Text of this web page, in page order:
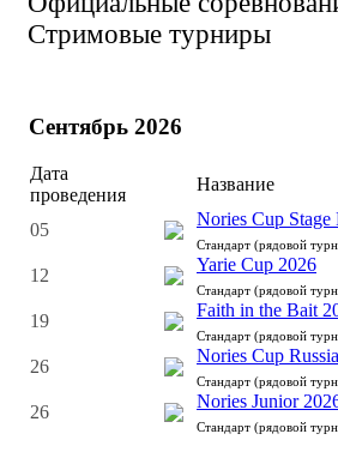
Стримовые турниры
Сентябрь 2026
Дата
проведения
Название
05
Nories Cup
Стандарт (рядовой
12
Yarie Cup 2026
Стандарт (рядовой
19
Faith in the Bait
Стандарт (рядовой
26
Nories Cup
Стандарт (рядовой
26
Nories Junior
Стандарт (рядовой